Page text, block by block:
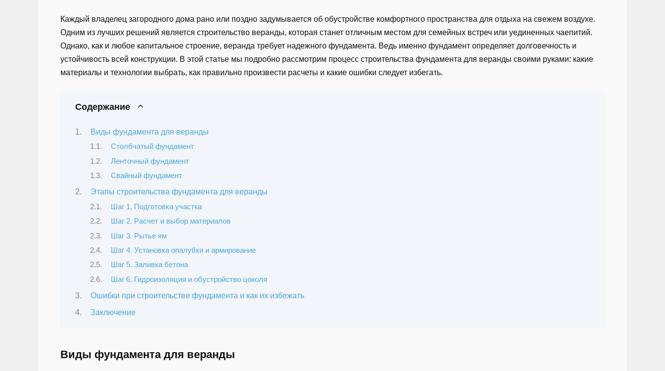
Каждый владелец загородного дома рано или поздно задумывается об обустройстве комфортного пространства для отдыха на свежем воздухе.
Одним из лучших решений является строительство веранды, которая станет отличным местом для семейных встреч или уединенных чаепитий.
Однако, как и любое капитальное строение, веранда требует надежного фундамента. Ведь именно фундамент определяет долговечность и
устойчивость всей конструкции. В этой статье мы подробно рассмотрим процесс строительства фундамента для веранды своими руками: какие
материалы и технологии выбрать, как правильно произвести расчеты и какие ошибки следует избегать.
Содержание
Виды фундамента для веранды
Столбчатый фундамент
Ленточный фундамент
Свайный фундамент
Этапы строительства фундамента для веранды
Шаг 1. Подготовка участка
Шаг 2. Расчет и выбор материалов
Шаг 3. Рытье ям
Шаг 4. Установка опалубки и армирование
Шаг 5. Заливка бетона
Шаг 6. Гидроизоляция и обустройство цоколя
Ошибки при строительстве фундамента и как их избежать
Заключение
Виды фундамента для веранды